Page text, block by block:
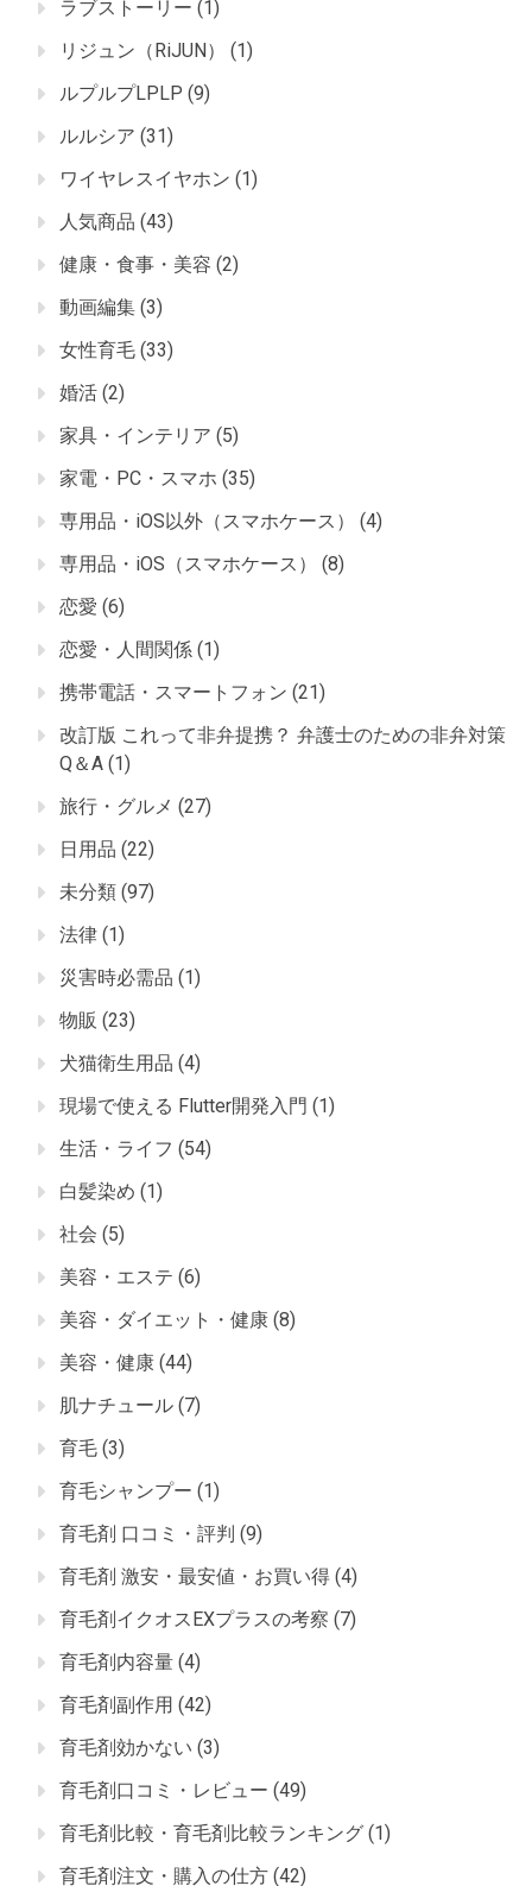
ラブストーリー (1)
リジュン（RiJUN）
(1)
ルプルプLPLP (9)
ルルシア (31)
ワイヤレスイヤホン (1)
人気商品 (43)
健康・食事・美容 (2)
動画編集 (3)
女性育毛 (33)
婚活 (2)
家具・インテリア (5)
家電・PC・スマホ (35)
専用品・iOS以外（スマホケース）
(4)
専用品・iOS（スマホケース）
(8)
恋愛 (6)
恋愛・人間関係 (1)
携帯電話・スマートフォン (21)
改訂版 これって非弁提携？ 弁護士のための非弁対策
Q＆A (1)
旅行・グルメ (27)
日用品 (22)
未分類 (97)
法律 (1)
災害時必需品 (1)
物販 (23)
犬猫衛生用品 (4)
現場で使える Flutter開発入門 (1)
生活・ライフ (54)
白髪染め (1)
社会 (5)
美容・エステ (6)
美容・ダイエット・健康 (8)
美容・健康 (44)
肌ナチュール (7)
育毛 (3)
育毛シャンプー (1)
育毛剤 口コミ・評判 (9)
育毛剤 激安・最安値・お買い得 (4)
育毛剤イクオスEXプラスの考察 (7)
育毛剤内容量 (4)
育毛剤副作用 (42)
育毛剤効かない (3)
育毛剤口コミ・レビュー (49)
育毛剤比較・育毛剤比較ランキング (1)
育毛剤注文・購入の仕方 (42)